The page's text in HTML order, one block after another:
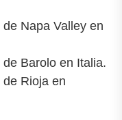
Napa Valley en
Barolo en Italia.
Rioja en